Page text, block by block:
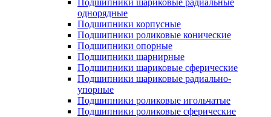
Подшипники шариковые радиальные
однорядные
Подшипники корпусные
Подшипники роликовые конические
Подшипники опорные
Подшипники шарнирные
Подшипники шариковые сферические
Подшипники шариковые радиально-
упорные
Подшипники роликовые игольчатые
Подшипники роликовые сферические